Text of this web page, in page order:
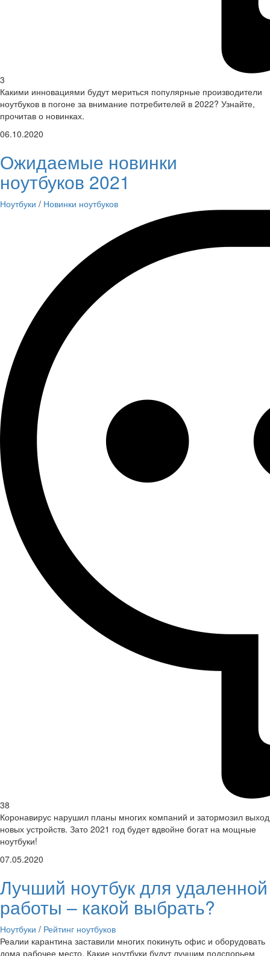
3
Какими инновациями будут мериться популярные производители
ноутбуков в погоне за внимание потребителей в 2022? Узнайте,
прочитав о новинках.
06.10.2020
Ожидаемые новинки
ноутбуков 2021
Ноутбуки / Новинки ноутбуков
38
Коронавирус нарушил планы многих компаний и затормозил выход
новых устройств. Зато 2021 год будет вдвойне богат на мощные
ноутбуки!
07.05.2020
Лучший ноутбук для удаленной
работы – какой выбрать?
Ноутбуки / Рейтинг ноутбуков
Реалии карантина заставили многих покинуть офис и оборудовать
дома рабочее место. Какие ноутбуки будут лучшим подспорьем